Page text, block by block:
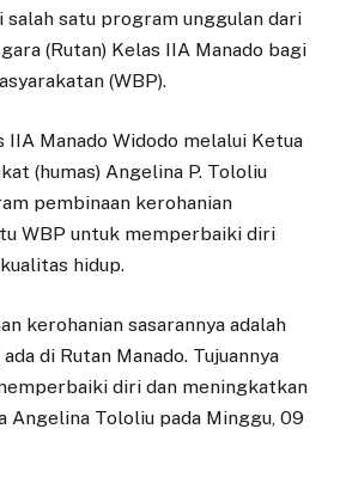
salah satu program unggulan dari
(Rutan) Kelas IIA Manado bagi
(WBP).
IIA Manado Widodo melalui Ketua
(humas) Angelina P. Tololiu
pembinaan kerohanian
WBP untuk memperbaiki diri
hidup.
kerohanian sasarannya adalah
di Rutan Manado. Tujuannya
diri dan meningkatkan
Angelina Tololiu pada Minggu, 09